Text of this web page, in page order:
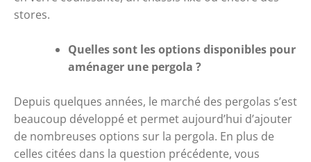
stores.
Quelles sont les options disponibles pour
aménager une pergola ?
Depuis quelques années, le marché des pergolas s’est
beaucoup développé et permet aujourd’hui d’ajouter
de nombreuses options sur la pergola. En plus de
celles citées dans la question précédente, vous